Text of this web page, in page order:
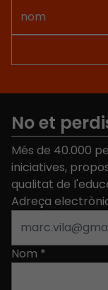
No et
Més de 40.000
iniciatives,
qualitat de
Adreça
Nom *